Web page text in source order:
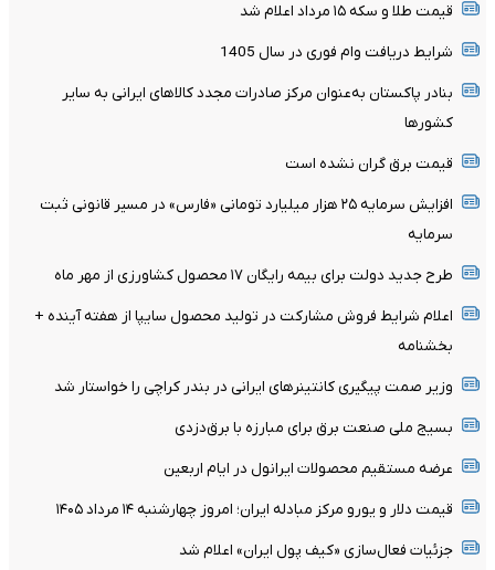
قیمت طلا و سکه ۱۵ مرداد اعلام شد
شرایط دریافت وام فوری در سال 1405
بنادر پاکستان به‌عنوان مرکز صادرات مجدد کالاهای ایرانی به سایر
کشورها
قیمت برق گران نشده است
افزایش سرمایه ۲۵ هزار میلیارد تومانی «فارس» در مسیر قانونی ثبت
سرمایه
طرح جدید دولت برای بیمه رایگان ۱۷ محصول کشاورزی از مهر ماه
اعلام شرایط فروش مشارکت در تولید محصول سایپا از هفته آینده +
بخشنامه
وزیر صمت پیگیری کانتینر‌های ایرانی در بندر کراچی را خواستار شد
بسیج ملی صنعت برق برای مبارزه با برق‌دزدی
عرضه مستقیم محصولات ایرانول در ایام اربعین
قیمت دلار و یورو مرکز مبادله ایران؛ امروز چهارشنبه ۱۴ مرداد ۱۴۰۵
جزئیات فعال‌سازی «کیف پول ایران» اعلام شد